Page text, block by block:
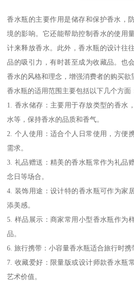
香水瓶的主要作用是储存和保护香水，
境的影响。它还能帮助控制香水的使用
计来释放香水。此外，香水瓶的设计往
品的吸引力，有时甚至成为收藏品。也
香水的风格和理念，增强消费者的购买欲
香水瓶的适用范围主要包括以下几个方面
1. 香水储存：主要用于存放类型的香水
水等，保持香水的品质和香气。
2. 个人使用：适合个人日常使用，方便
需求。
3. 礼品赠送：精美的香水瓶常作为礼品
念日等场合。
4. 装饰用途：设计特的香水瓶可作为家
添美感。
5. 样品展示：商家常用小型香水瓶作为
品。
6. 旅行携带：小容量香水瓶适合旅行时携
7. 收藏爱好：限量版或设计师款香水瓶
艺术价值。